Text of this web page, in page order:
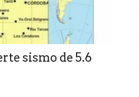
sismo de 5.6